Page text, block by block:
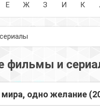
Е Ж З И К
фильмы и
одно желание